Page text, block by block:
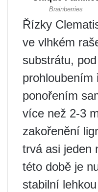
Řízky
ve vlhkém
substrátu,
prohloubením
ponořením
více než 2-3
zakořenění
trvá asi jeden
této době je
stabilní